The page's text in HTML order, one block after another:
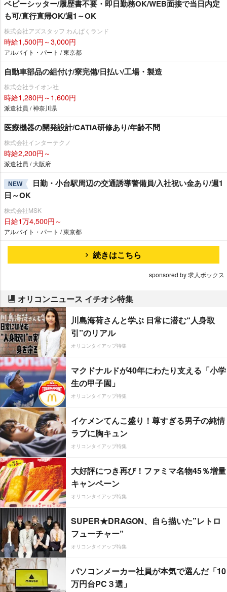
ベビーシッター/履歴書不要・即日勤務OK/WEB面接で当日内定
も可/直行直帰OK/週1～OK
株式会社アズスタッフ わんぱくランド
時給1,500円～3,000円
アルバイト・パート / 東京都
自動車部品の組付け/寮完備/日払い/工場・製造
株式会社ライオン社
時給1,280円～1,600円
派遣社員 / 神奈川県
医療機器の開発設計/CATIA研修あり/年齢不問
株式会社インターテクノ
時給2,200円～
派遣社員 / 大阪府
NEW
日勤・小台駅周辺の交通誘導警備員/入社祝い金あり/週1
日～OK
株式会社MSK
日給1万4,500円～
アルバイト・パート / 東京都
続きはこちら
sponsored by 求人ボックス
オリコンニュース イチオシ特集
川島海荷さんと学ぶ 日常に潜む“人身取
引”のリアル
オリコンタイアップ特集
マクドナルドが40年にわたり支える「小学
生の甲子園」
オリコンタイアップ特集
イケメンてんこ盛り！尊すぎる男子の純情
ラブに胸キュン
オリコンタイアップ特集
大好評につき再び！ファミマ名物45％増量
キャンペーン
オリコンタイアップ特集
SUPER★DRAGON、自ら描いた”レトロ
フューチャー”
オリコンタイアップ特集
パソコンメーカー社員が本気で選んだ「10
万円台PC３選」